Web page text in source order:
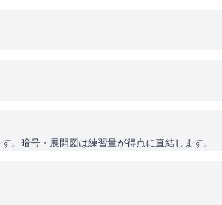
。暗号・展開図は練習量が得点に直結します。